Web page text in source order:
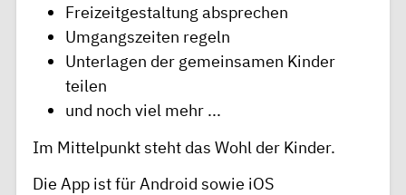
Freizeitgestaltung absprechen
Umgangszeiten regeln
Unterlagen der gemeinsamen Kinder
teilen
und noch viel mehr ...
Im Mittelpunkt steht das Wohl der Kinder.
Die App ist für Android sowie iOS